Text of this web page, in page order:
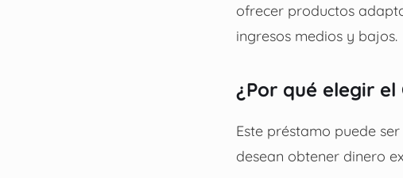
ofrecer productos
ingresos medios y bajos.
¿Por qué elegir
Este préstamo puede
desean obtener dinero